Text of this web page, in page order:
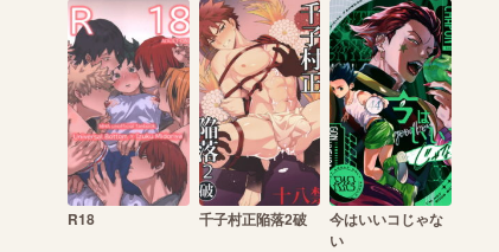
R18 千子村正陥落2破
今はいいコじゃな
い